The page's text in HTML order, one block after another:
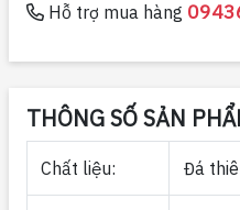
Hỗ trợ mua hàng
THÔNG SỐ SẢN
Chất liệu: Đá